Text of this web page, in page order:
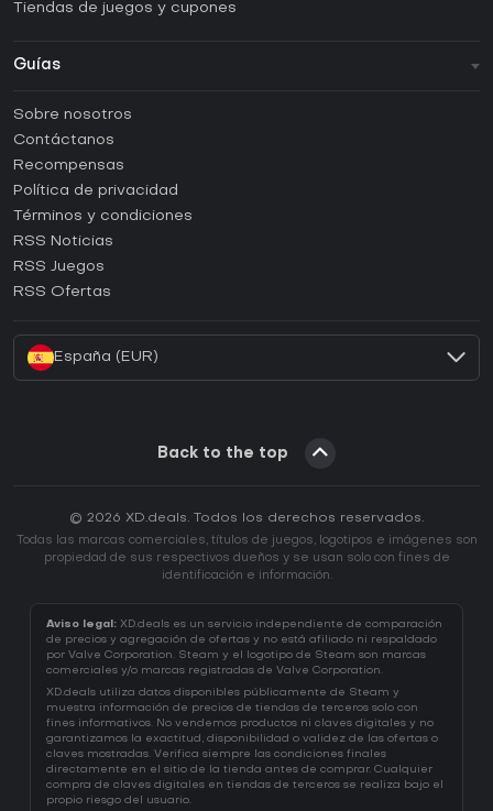
Tiendas de juegos y cupones
Guías
Guías y tutoriales
¿Cómo activar una CD Key de Steam?
¿Cómo activar una CD Key de Epic Games?
¿Cómo activar una CD Key de GOG?
¿Cómo activar una CD Key de Ubisoft Connect?
Sobre nosotros
Contáctanos
Recompensas
Política de privacidad
Términos y condiciones
RSS Noticias
RSS Juegos
RSS Ofertas
España (EUR)
Back to the top
© 2026 XD.deals. Todos los derechos reservados.
Todas las marcas comerciales, títulos de juegos, logotipos e imágenes son
propiedad de sus respectivos dueños y se usan solo con fines de
identificación e información.
Aviso legal: XD.deals es un servicio independiente de comparación
de precios y agregación de ofertas y no está afiliado ni respaldado
por Valve Corporation. Steam y el logotipo de Steam son marcas
comerciales y/o marcas registradas de Valve Corporation.
XD.deals utiliza datos disponibles públicamente de Steam y
muestra información de precios de tiendas de terceros solo con
fines informativos. No vendemos productos ni claves digitales y no
garantizamos la exactitud, disponibilidad o validez de las ofertas o
claves mostradas. Verifica siempre las condiciones finales
directamente en el sitio de la tienda antes de comprar. Cualquier
compra de claves digitales en tiendas de terceros se realiza bajo el
propio riesgo del usuario.